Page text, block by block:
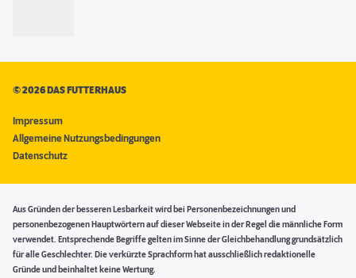
©2026 DAS FUTTERHAUS
Impressum
Allgemeine Nutzungsbedingungen
Datenschutz
Aus Gründen der besseren Lesbarkeit wird bei Personenbezeichnungen und
personenbezogenen Hauptwörtern auf dieser Webseite in der Regel die männliche Form
verwendet. Entsprechende Begriffe gelten im Sinne der Gleichbehandlung grundsätzlich
für alle Geschlechter. Die verkürzte Sprachform hat ausschließlich redaktionelle
Gründe und beinhaltet keine Wertung.